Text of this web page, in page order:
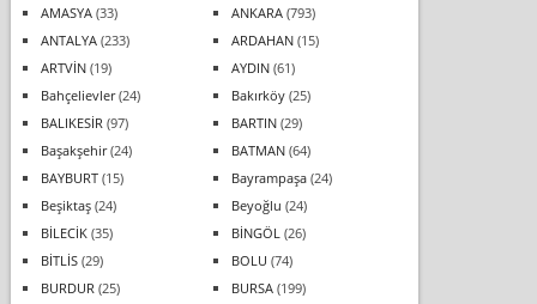
AMASYA(33) ANKARA(793)
ANTALYA(233) ARDAHAN(15)
ARTVİN(19) AYDIN(61)
Bahçelievler(24) Bakırköy(25)
BALIKESİR (97) BARTIN(29)
Başakşehir(24) BATMAN(64)
BAYBURT(15) Bayrampaşa(24)
Beşiktaş(24) Beyoğlu (24)
BİLECİK(35) BİNGÖL (26)
BİTLİS(29) BOLU (74)
BURDUR (25) BURSA(199)